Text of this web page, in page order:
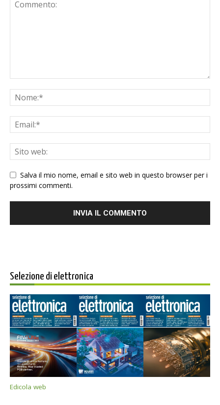
Salva il mio nome, email e sito web in questo browser per i
prossimi commenti.
Selezione di elettronica
Edicola web